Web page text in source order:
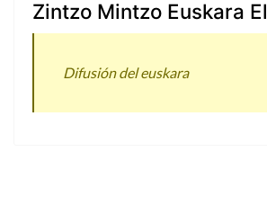
Zintzo Mintzo Euskara
Difusión del euskara